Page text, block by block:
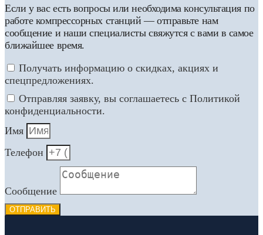
Если у вас есть вопросы или необходима консультация по
работе компрессорных станций — отправьте нам
сообщение и наши специалисты свяжутся с вами в самое
ближайшее время.
Получать информацию о скидках, акциях и
спецпредложениях.
Отправляя заявку, вы соглашаетесь с Политикой
конфиденциальности.
Имя
Телефон
Сообщение
ОТПРАВИТЬ